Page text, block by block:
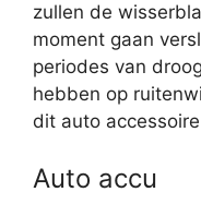
zullen de
moment gaan
periodes van
hebben op
dit auto
Auto accu